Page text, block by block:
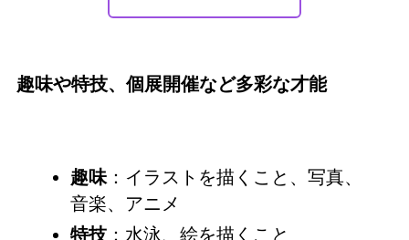
趣味や特技、個展開催など多彩な才能
趣味 ：イラストを描くこと、写真、
音楽、アニメ
特技 ：水泳、絵を描くこと